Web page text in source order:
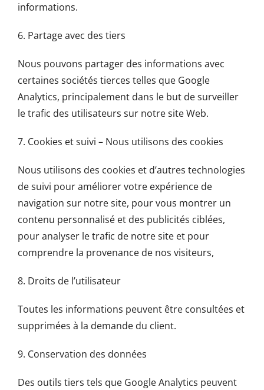
informations.
6. Partage avec des tiers
Nous pouvons partager des informations avec
certaines sociétés tierces telles que Google
Analytics, principalement dans le but de surveiller
le trafic des utilisateurs sur notre site Web.
7. Cookies et suivi – Nous utilisons des cookies
Nous utilisons des cookies et d’autres technologies
de suivi pour améliorer votre expérience de
navigation sur notre site, pour vous montrer un
contenu personnalisé et des publicités ciblées,
pour analyser le trafic de notre site et pour
comprendre la provenance de nos visiteurs,
8. Droits de l’utilisateur
Toutes les informations peuvent être consultées et
supprimées à la demande du client.
9. Conservation des données
Des outils tiers tels que Google Analytics peuvent